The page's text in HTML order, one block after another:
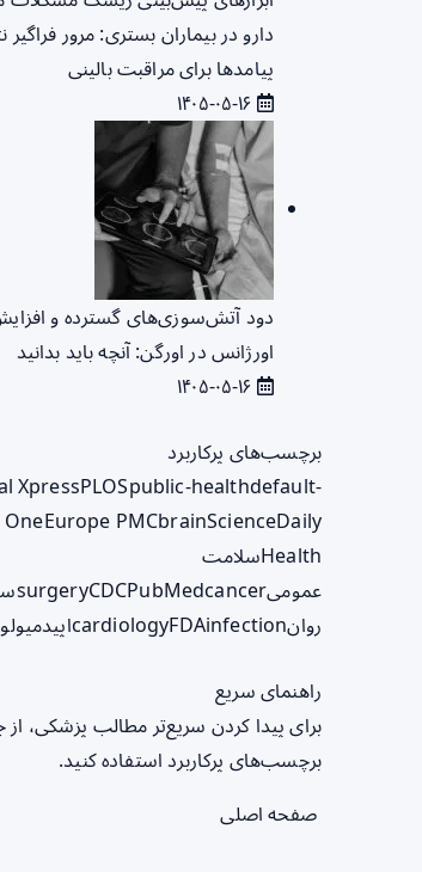
دارو در بیماران بستری: مرور فراگیر
پیامدها برای مراقبت بالینی
دود آتش‌سوزی‌های گسترده و
اورژانس در اورگن: آنچه باید بدانید
برچسب‌های پرکاربرد
XpressPLOSpublic-healthdefault-
OneEurope PMCbrainScienceDaily
Healthسلامت
عمومی
surgeryCDCPubMedcancer
روان
cardiologyFDAinfection
راهنمای سریع
برای پیدا کردن سریع‌تر مطالب پزشکی، از
برچسب‌های پرکاربرد استفاده کنید.
صفحه اصلی